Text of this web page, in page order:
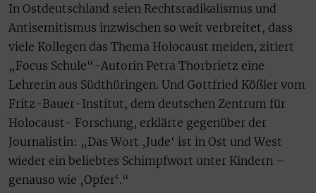
In Ostdeutschland seien Rechtsradikalismus und
Antisemitismus inzwischen so weit verbreitet, dass
viele Kollegen das Thema Holocaust meiden, zitiert
„Focus Schule“-Autorin Petra Thorbrietz eine
Lehrerin aus Südthüringen. Und Gottfried Kößler vom
Fritz-Bauer-Institut, dem deutschen Zentrum für
Holocaust- Forschung, erklärte gegenüber der
Journalistin: „Das Wort ‚Jude‘ ist in Ost und West
wieder ein beliebtes Schimpfwort unter Kindern –
genauso wie ‚Opfer‘.“